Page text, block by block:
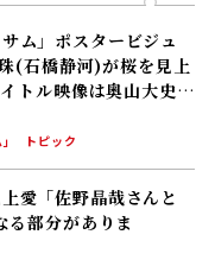
ム」ポスタービジュ
(石橋静河)が桜を見上
トル映像は奥山大史監
ナ 2026年度後期放
トピック
上愛「佐野晶哉さんと
る部分がありま